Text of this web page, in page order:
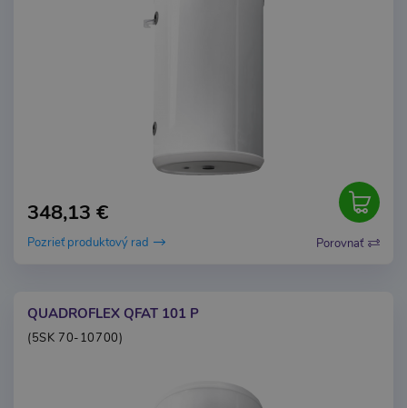
348,13 €
Pozrieť produktový rad Porovnať
QUADROFLEX QFAT 101 P
(5SK 70-10700)